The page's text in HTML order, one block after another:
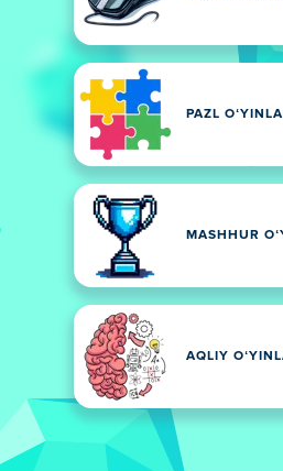
PAZL
MASHHUR
AQLIY